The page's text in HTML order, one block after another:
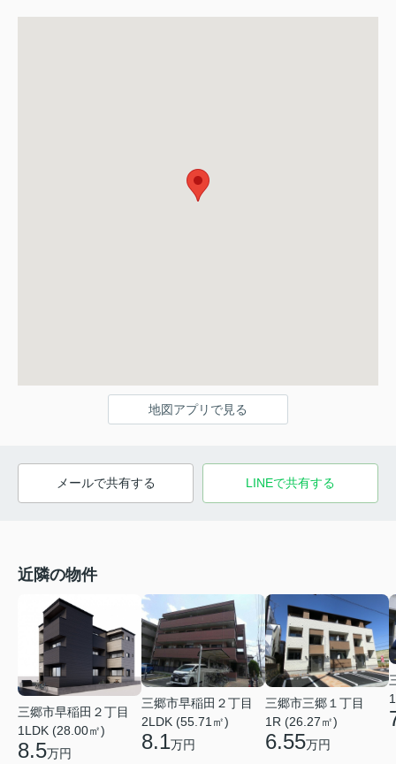
地図アプリで見る
メールで共有する LINEで共有する
近隣の物件
三郷市早稲田２丁目
1LDK (28.00㎡)
8.5万円
三郷市早稲田２丁目
2LDK (55.71㎡)
8.1万円
三郷市三郷１丁目
1R (26.27㎡)
6.55万円